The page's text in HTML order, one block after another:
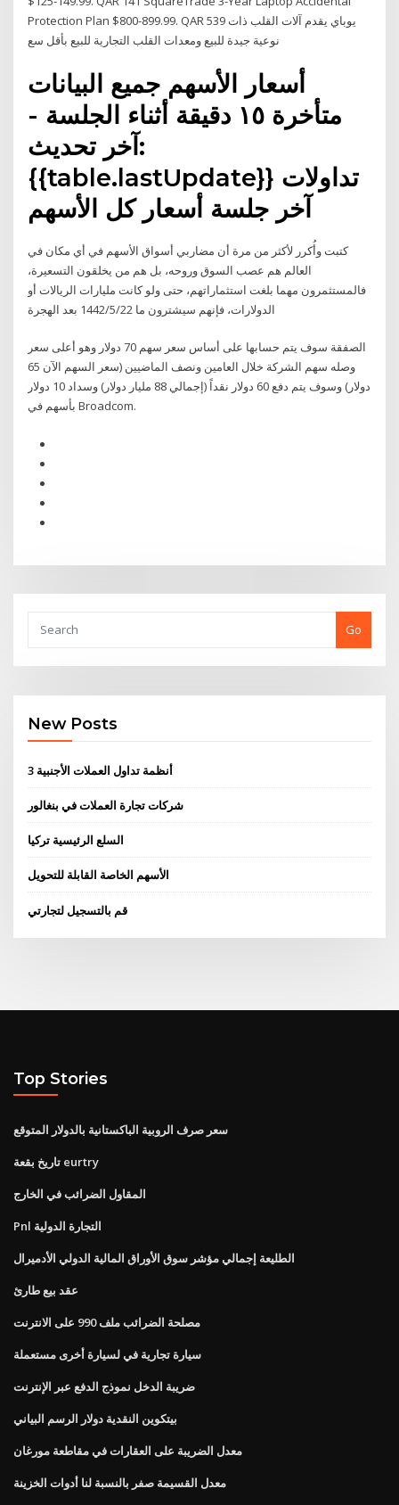
Protection Plan $800-899.99. QAR 539 يوباي يقدم آلات القلب ذات
نوعية جيدة للبيع ومعدات القلب التجارية للبيع بأقل سع
أسعار الأسهم جميع البيانات
متأخرة ١٥ دقيقة أثناء الجلسة -
آخر تحديث:
{{table.lastUpdate}} تداولات
آخر جلسة أسعار كل الأسهم
كتبت وأُكرر لأكثر من مرة أن مضاربي أسواق الأسهم في أي مكان في
العالم هم عصب السوق وروحه، بل هم من يخلقون التسعيرة،
فالمستثمرون مهما بلغت استثماراتهم، حتى ولو كانت مليارات الريالات أو
الدولارات، فإنهم سيشترون ما 22‏‏/5‏‏/1442 بعد الهجرة
الصفقة سوف يتم حسابها على أساس سعر سهم 70 دولار وهو أعلى سعر
وصله سهم الشركة خلال العامين ونصف الماضيين (سعر السهم الآن 65
دولار) وسوف يتم دفع 60 دولار نقداً (إجمالي 88 مليار دولار) وسداد 10 دولار
بأسهم في Broadcom.
Go
New Posts
3 أنظمة تداول العملات الأجنبية
شركات تجارة العملات في بنغالور
السلع الرئيسية تركيا
الأسهم الخاصة القابلة للتحويل
قم بالتسجيل لتجارتي
Top Stories
سعر صرف الروبية الباكستانية بالدولار المتوقع
تاريخ بقعة eurtry
المقاول الضرائب في الخارج
Pnl التجارة الدولية
الطليعة إجمالي مؤشر سوق الأوراق المالية الدولي الأدميرال
عقد بيع طارئ
مصلحة الضرائب ملف 990 على الانترنت
سيارة تجارية في لسيارة أخرى مستعملة
ضريبة الدخل نموذج الدفع عبر الإنترنت
بيتكوين النقدية دولار الرسم البياني
معدل الضريبة على العقارات في مقاطعة مورغان
معدل القسيمة صفر بالنسبة لنا أدوات الخزينة